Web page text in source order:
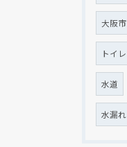
大阪市
トイレ
水道
水漏れ